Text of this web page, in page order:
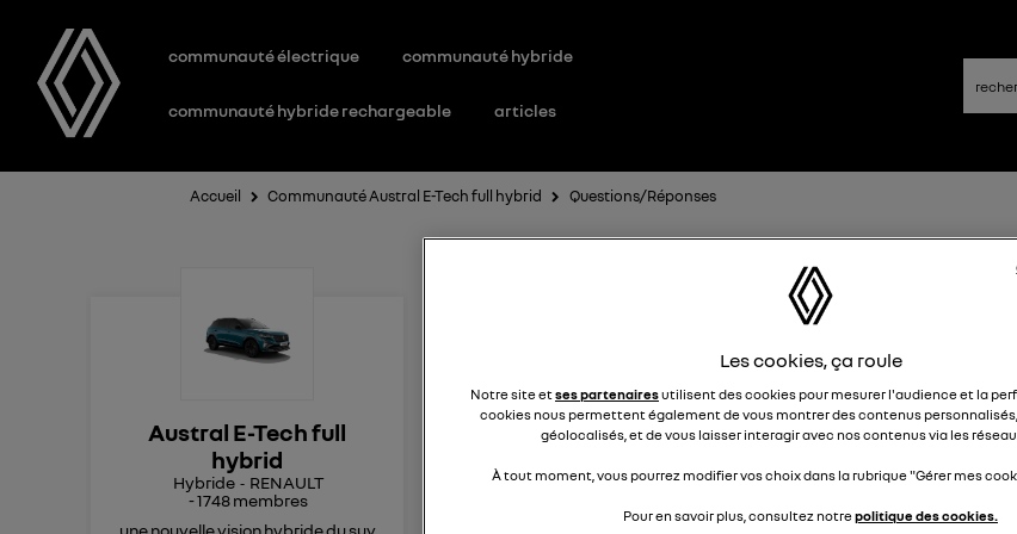
communauté électrique communauté hybride
communauté hybride rechargeable articles
Accueil Communauté Austral E-Tech full hybrid Questions/Réponses
Austral E-Tech full
hybrid
Hybride
RENAULT
-1748membres
une nouvelle vision hybride du suv
Google Maps Hors ligne
15:15
Bonjour,
Ça fait quelque jours que mon Google Maps est en mode
le traffic.
J'ai bien du réseau dans la voiture, la connexion est active
Les cookies, ça roule
Notre site etses partenairesutilisent des cookies pour mesurer l'audience et la
cookies nous permettent également de vous montrer des contenus
géolocalisés, et de vous laisser interagir avec nos contenus via les
À tout moment, vous pourrez modifier vos choix dans la rubrique "Gérer mes
Pour en savoir plus, consultez notrepolitique des cookies.